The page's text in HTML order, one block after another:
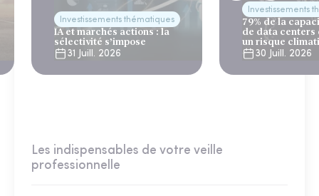
Investissements thématiques
IA et marchés actions : la
sélectivité s’impose
31 Juill. 2026
Investissements
79% de la
de data centers
un risque
30 Juill. 2026
Les indispensables de votre veille
professionnelle